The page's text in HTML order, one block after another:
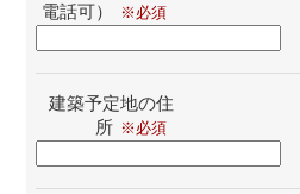
電話可）
建築予定地の住
所